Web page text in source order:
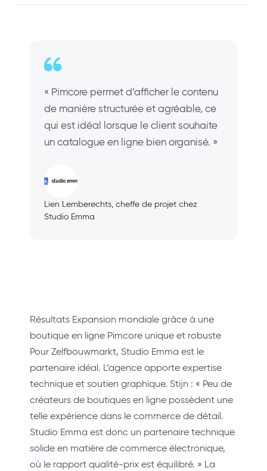
« Pimcore permet d’afficher le contenu
de manière structurée et agréable, ce
qui est idéal lorsque le client souhaite
un catalogue en ligne bien organisé. »
Lien Lemberechts, cheffe de projet chez
Studio Emma
Résultats Expansion mondiale grâce à une
boutique en ligne Pimcore unique et robuste
Pour Zelfbouwmarkt, Studio Emma est le
partenaire idéal. L’agence apporte expertise
technique et soutien graphique. Stijn : « Peu de
créateurs de boutiques en ligne possèdent une
telle expérience dans le commerce de détail.
Studio Emma est donc un partenaire technique
solide en matière de commerce électronique,
où le rapport qualité-prix est équilibré. » La